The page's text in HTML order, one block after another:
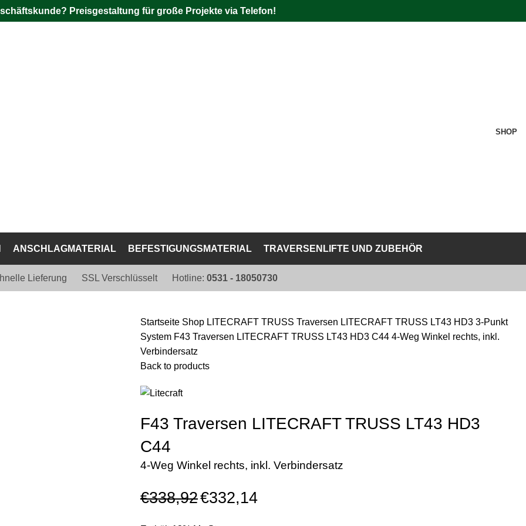
Preisgestaltung für große Projekte via Telefon!
SHOP
ANSCHLAGMATERIAL BEFESTIGUNGSMATERIAL TRAVERSENLIFTE UND ZUBEHÖR
Lieferung SSL Verschlüsselt Hotline: 0531 - 18050730
Startseite Shop LITECRAFT TRUSS Traversen LITECRAFT TRUSS LT43 HD3 3-Punkt
System F43 Traversen LITECRAFT TRUSS LT43 HD3 C44 4-Weg Winkel rechts, inkl.
Verbindersatz
Back to products
F43 Traversen LITECRAFT TRUSS LT43 HD3
C44
4-Weg Winkel rechts, inkl. Verbindersatz
€338,92€332,14